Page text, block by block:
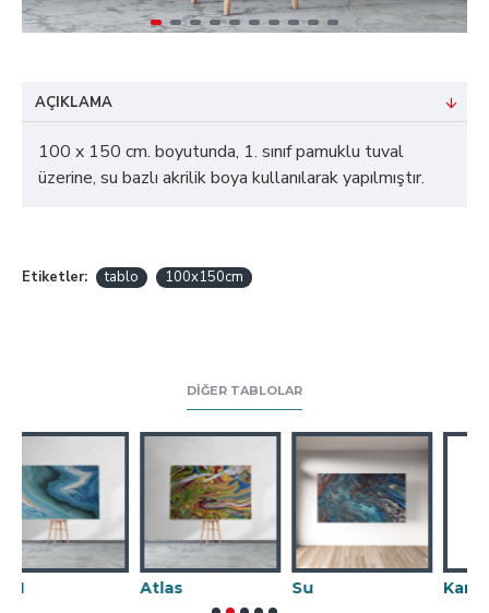
AÇIKLAMA
100 x 150 cm. boyutunda, 1. sınıf pamuklu tuval
üzerine, su bazlı akrilik boya kullanılarak yapılmıştır.
Etiketler: tablo 100x150cm
DIĞER TABLOLAR
Su